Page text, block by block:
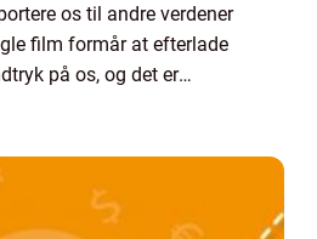
os til andre verdener
film formår at efterlade
på os, og det er